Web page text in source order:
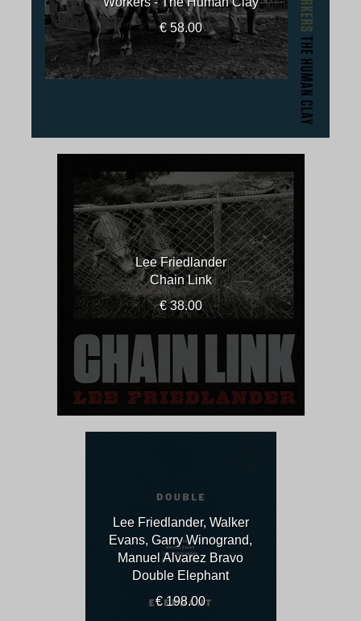
€ 58.00
Lee Friedlander
Chain Link
€ 38.00
Lee Friedlander, Walker
Evans, Garry Winogrand,
Manuel Alvarez Bravo
Double Elephant
€ 198.00